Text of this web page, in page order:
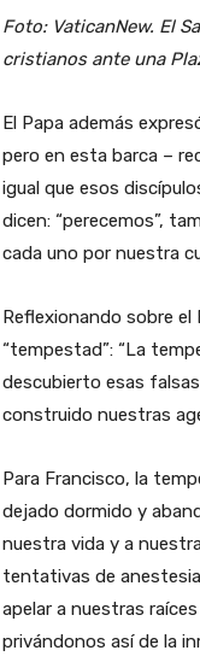
Foto: VaticanNew. El
cristianos ante una
El Papa además
pero en esta barca –
igual que esos
dicen: “perecemos”,
cada uno por nuestra
Reflexionando sobre el
“tempestad”: “La
descubierto esas
construido nuestras
Para Francisco, la
dejado dormido y
nuestra vida y a
tentativas de
apelar a nuestras
privándonos así de la